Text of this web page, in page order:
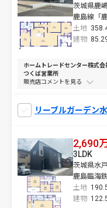
茨城県鹿
鹿島線「
土地
建物
ホームトレードセンター株式会
つくば営業所
販売店コメントを
リーブルガーデン
2,690
茨城県水
鹿島臨海
土地
3LDK
建物